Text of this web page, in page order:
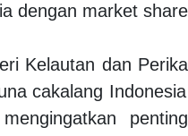
dengan market
Kelautan dan
cakalang